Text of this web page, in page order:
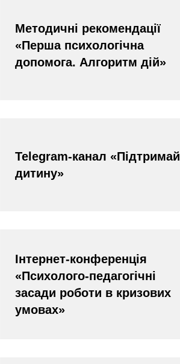
Методичні рекомендації
«Перша психологічна
допомога. Алгоритм дій»
Telegram-канал «Підтримай
дитину»
Інтернет-конференція
«Психолого-педагогічні
засади роботи в кризових
умовах»